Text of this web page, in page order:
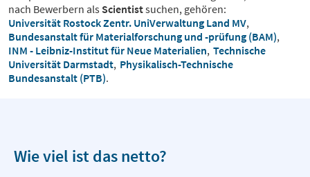
nach Bewerbern als Scientistsuchen, gehören:
Universität Rostock Zentr. UniVerwaltung Land MV,
Bundesanstalt für Materialforschung und -prüfung (BAM),
INM - Leibniz-Institut für Neue Materialien, Technische
Universität Darmstadt, Physikalisch-Technische
Bundesanstalt (PTB).
Wie viel ist das netto?